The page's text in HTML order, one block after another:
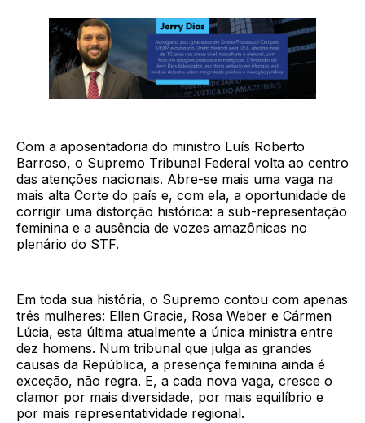
Com a aposentadoria do ministro Luís Roberto
Barroso, o Supremo Tribunal Federal volta ao centro
das atenções nacionais. Abre-se mais uma vaga na
mais alta Corte do país e, com ela, a oportunidade de
corrigir uma distorção histórica: a sub-representação
feminina e a ausência de vozes amazônicas no
plenário do STF.
Em toda sua história, o Supremo contou com apenas
três mulheres: Ellen Gracie, Rosa Weber e Cármen
Lúcia, esta última atualmente a única ministra entre
dez homens. Num tribunal que julga as grandes
causas da República, a presença feminina ainda é
exceção, não regra. E, a cada nova vaga, cresce o
clamor por mais diversidade, por mais equilíbrio e
por mais representatividade regional.